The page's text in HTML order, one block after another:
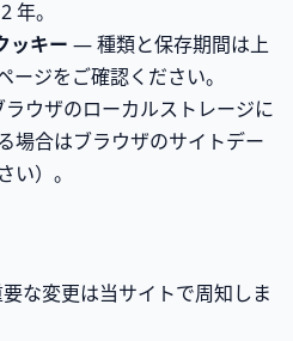
年。
ッキー — 種類と保存期間は上
ジをご確認ください。
ウザのローカルストレージに
場合はブラウザのサイトデー
い）。
な変更は当サイトで周知しま